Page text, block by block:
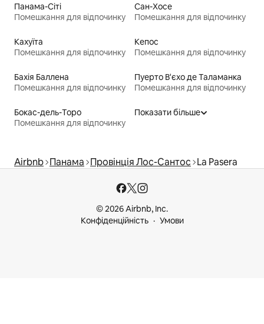
Панама-Сіті
Помешкання для відпочинку
Сан-Хосе
Помешкання для відпочинку
Кахуїта
Помешкання для відпочинку
Кепос
Помешкання для відпочинку
Бахія Баллена
Помешкання для відпочинку
Пуерто В'єхо де Таламанка
Помешкання для відпочинку
Бокас-дель-Торо
Помешкання для відпочинку
Показати більше
Airbnb Панама Провінція Лос-Сантос La Pasera
© 2026 Airbnb, Inc.
Конфіденційність
Умови